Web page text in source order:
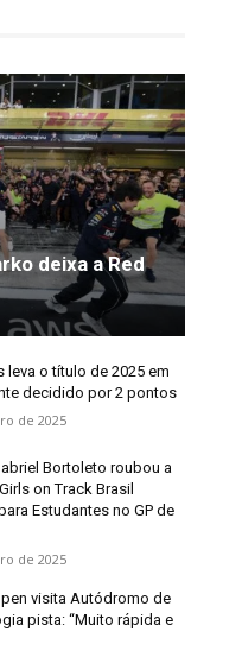
deixa a Red
leva o título de 2025 em
decidido por 2 pontos
de 2025
Bortoleto roubou a
on Track Brasil
Estudantes no GP de
de 2025
visita Autódromo de
pista: “Muito rápida e